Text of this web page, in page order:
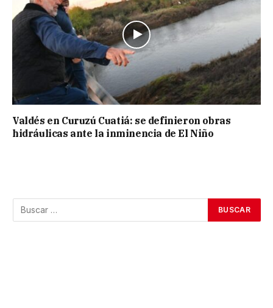
Valdés en Curuzú Cuatiá: se definieron obras
hidráulicas ante la inminencia de El Niño